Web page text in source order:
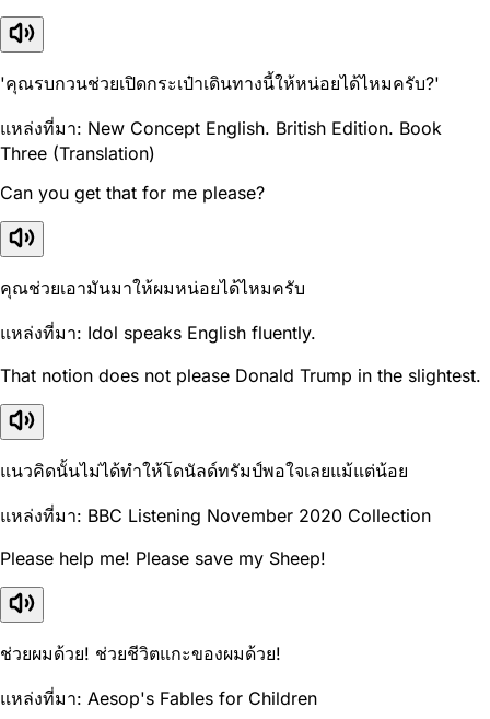
'คุณรบกวนช่วยเปิดกระเป๋าเดินทางนี้ให้หน่อยได้ไหมครับ?'
แหล่งที่มา: New Concept English. British Edition. Book
Three (Translation)
Can you get that for me please?
คุณช่วยเอามันมาให้ผมหน่อยได้ไหมครับ
แหล่งที่มา: Idol speaks English fluently.
That notion does not please Donald Trump in the slightest.
แนวคิดนั้นไม่ได้ทำให้โดนัลด์ทรัมป์พอใจเลยแม้แต่น้อย
แหล่งที่มา: BBC Listening November 2020 Collection
Please help me! Please save my Sheep!
ช่วยผมด้วย! ช่วยชีวิตแกะของผมด้วย!
แหล่งที่มา: Aesop's Fables for Children